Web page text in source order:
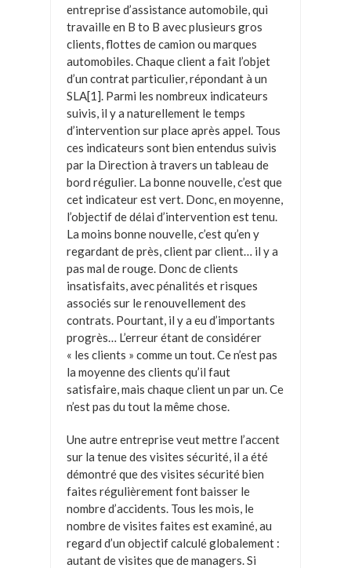
entreprise d’assistance automobile, qui
travaille en B to B avec plusieurs gros
clients, flottes de camion ou marques
automobiles. Chaque client a fait l’objet
d’un contrat particulier, répondant à un
SLA[1]. Parmi les nombreux indicateurs
suivis, il y a naturellement le temps
d’intervention sur place après appel. Tous
ces indicateurs sont bien entendus suivis
par la Direction à travers un tableau de
bord régulier. La bonne nouvelle, c’est que
cet indicateur est vert. Donc, en moyenne,
l’objectif de délai d’intervention est tenu.
La moins bonne nouvelle, c’est qu’en y
regardant de près, client par client… il y a
pas mal de rouge. Donc de clients
insatisfaits, avec pénalités et risques
associés sur le renouvellement des
contrats. Pourtant, il y a eu d’importants
progrès… L’erreur étant de considérer
« les clients » comme un tout. Ce n’est pas
la moyenne des clients qu’il faut
satisfaire, mais chaque client un par un. Ce
n’est pas du tout la même chose.
Une autre entreprise veut mettre l’accent
sur la tenue des visites sécurité, il a été
démontré que des visites sécurité bien
faites régulièrement font baisser le
nombre d’accidents. Tous les mois, le
nombre de visites faites est examiné, au
regard d’un objectif calculé globalement :
autant de visites que de managers. Si